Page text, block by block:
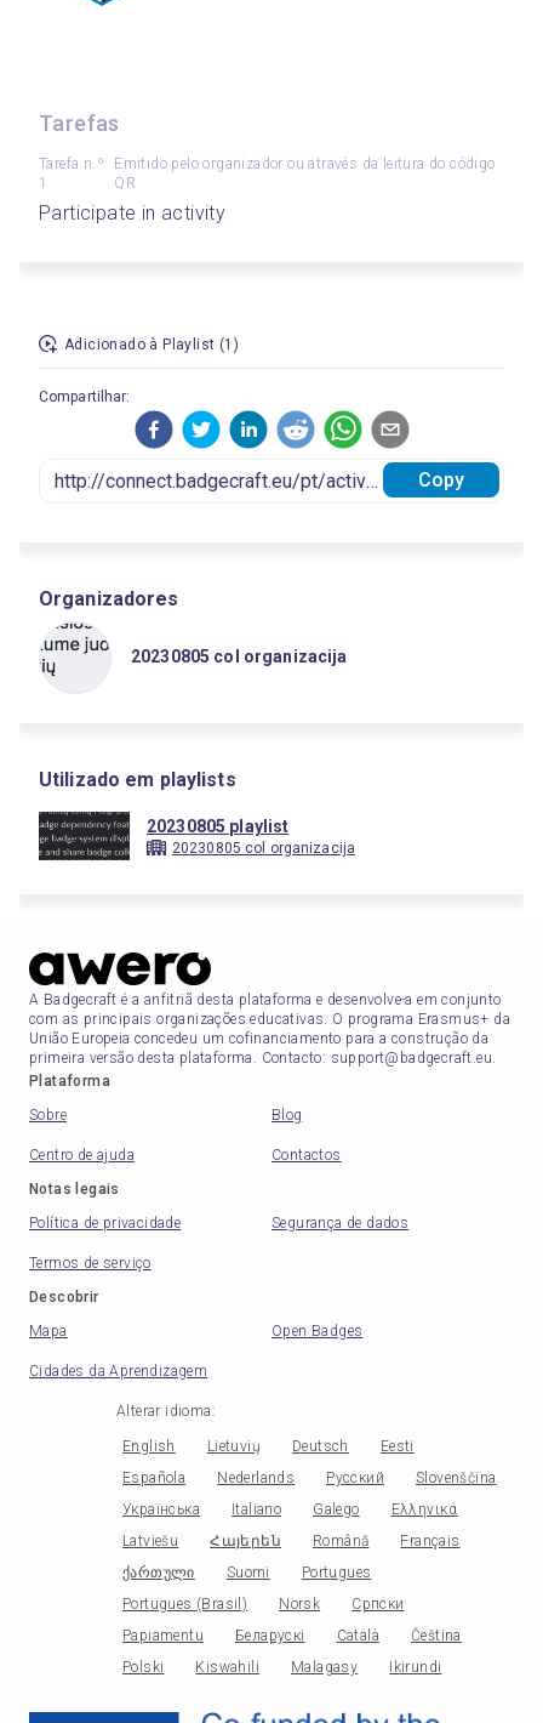
Tarefas
Tarefa n.º
1
Emitido pelo organizador ou através da leitura do código
QR
Participate in activity
Adicionado à Playlist (1)
Compartilhar:
Copy
Organizadores
20230805 col organizacija
Utilizado em playlists
20230805 playlist
20230805 col organizacija
A Badgecraft é a anfitriã desta plataforma e desenvolve-a em conjunto
com as principais organizações educativas. O programa Erasmus+ da
União Europeia concedeu um cofinanciamento para a construção da
primeira versão desta plataforma. Contacto: support@badgecraft.eu.
Plataforma
Sobre
Blog
Centro de ajuda
Contactos
Notas legais
Política de privacidade
Segurança de dados
Termos de serviço
Descobrir
Mapa
Open Badges
Cidades da Aprendizagem
Alterar idioma :
English Lietuvių Deutsch
Eesti
Española
Nederlands Русский
Slovenščina
Українська
Italiano Galego
Ελληνικά
Latviešu
Հայերեն Română
Français
ქართული
Suomi
Portugues
Portugues (Brasil)
Norsk
Српски
Papiamentu
Беларускі Català
Čeština
Polski
Kiswahili Malagasy Ikirundi